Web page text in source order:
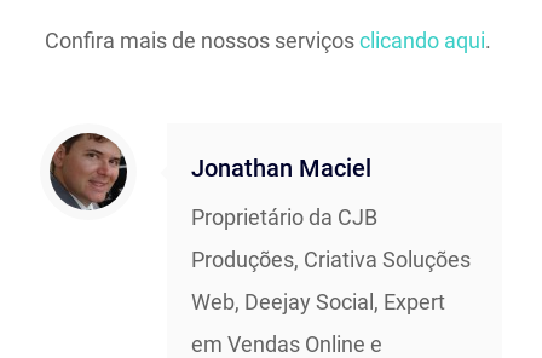
Confira mais de nossos serviçosclicando aqui.
Jonathan Maciel
Proprietário da CJB
Produções, Criativa Soluções
Web, Deejay Social, Expert
em Vendas Online e